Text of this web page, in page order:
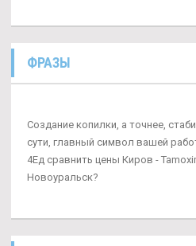
ФРАЗЫ
Создание копилки, а точнее,
сути, главный символ вашей
4Ед сравнить цены Киров -
Новоуральск?